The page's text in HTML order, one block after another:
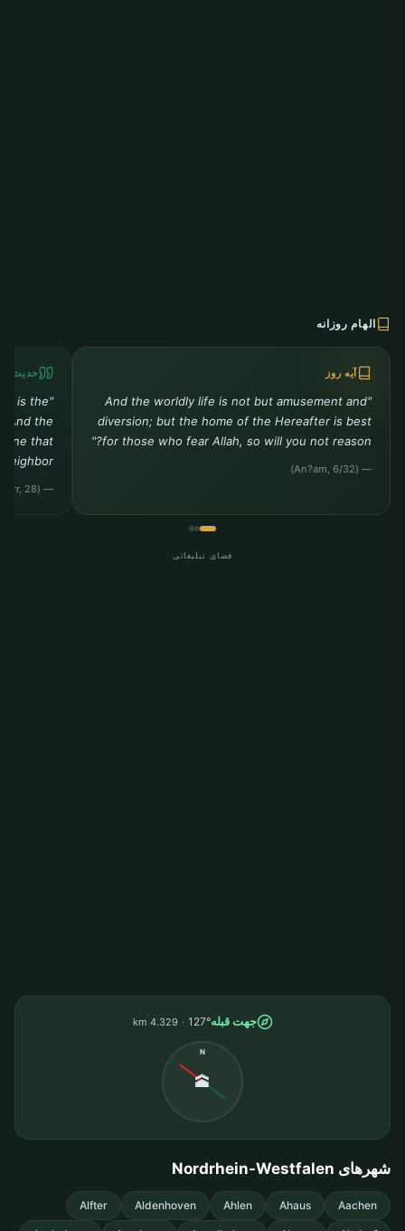
الهام روزانه
آیه روز
"And the worldly life is not but amusement and
diversion; but the home of the Hereafter is best
for those who fear Allah, so will you not reason?"
— (An?am, 6/32)
حدیث
is the
And the
one that
— (Tirmidhi, Birr, 28)
فضای تبلیغاتی
جهت قبله127°
4.329 km
N
🕋
شهرهای Nordrhein-Westfalen
Aachen
Ahaus
Ahlen
Aldenhoven
Alfter